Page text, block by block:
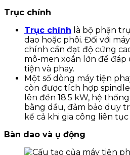
Trục chính
Trục chính là bộ phận
dao hoặc phôi. Đối với
chính cần đạt độ cứng
mô-men xoắn lớn để
tiện và phay.
Một số dòng máy tiện
còn được tích hợp
lên đến 18.5 kW, hệ
bằng dầu, đảm bảo duy
kể cả khi gia công liên
Bàn dao và ụ động